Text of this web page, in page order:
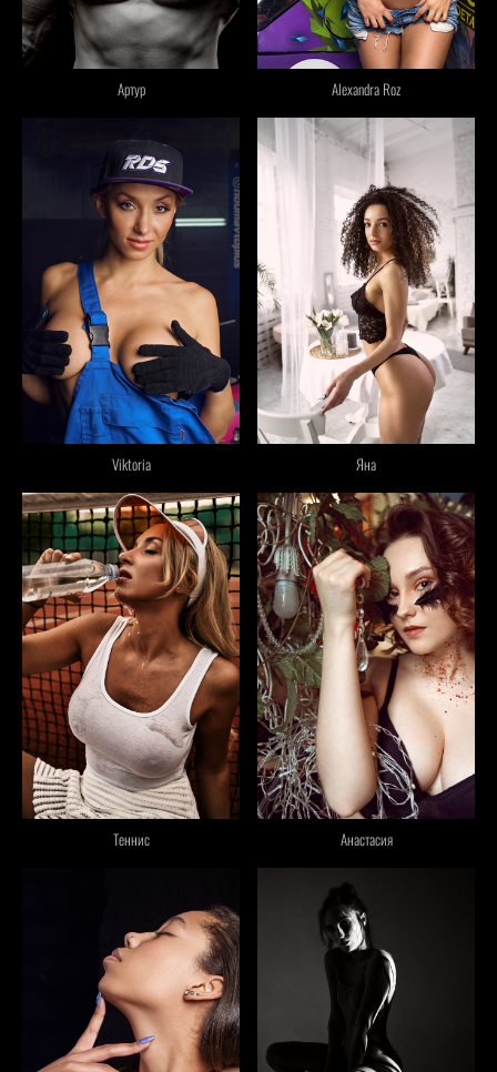
Артур Alexandra Roz
Viktoria Яна
Теннис Анастасия